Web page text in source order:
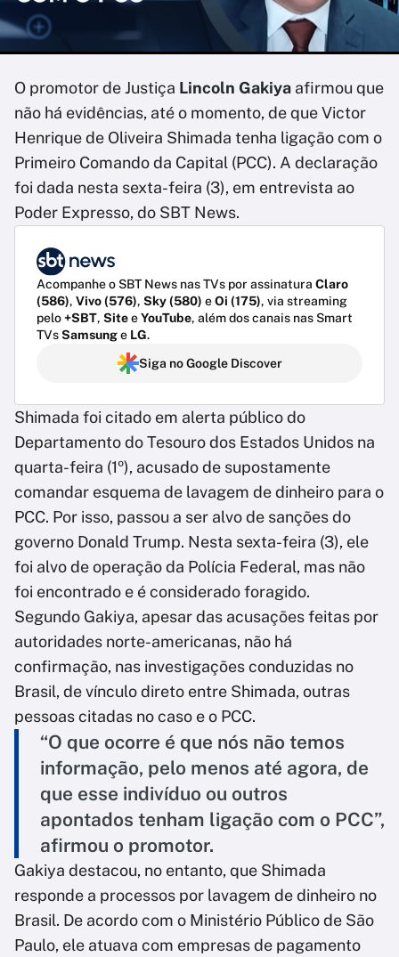
O promotor de Justiça Lincoln Gakiya afirmou que
não há evidências, até o momento, de que Victor
Henrique de Oliveira Shimada tenha ligação com o
Primeiro Comando da Capital (PCC). A declaração
foi dada nesta sexta-feira (3), em entrevista ao
Poder Expresso, do SBT News.
Acompanhe o SBT News nas TVs por assinatura Claro
(586), Vivo (576), Sky (580) eOi (175), via streaming
pelo+SBT, SiteeYouTube, além dos canais nas Smart
TVsSamsunge LG.
Siga no Google Discover
Shimada foi citado em alerta público do
Departamento do Tesouro dos Estados Unidos na
quarta-feira (1º), acusado de supostamente
comandar esquema de lavagem de dinheiro para o
PCC. Por isso, passou a ser alvo de sanções do
governo Donald Trump. Nesta sexta-feira (3), ele
foi alvo de operação da Polícia Federal, mas não
foi encontrado e é considerado foragido.
Segundo Gakiya, apesar das acusações feitas por
autoridades norte-americanas, não há
confirmação, nas investigações conduzidas no
Brasil, de vínculo direto entre Shimada, outras
pessoas citadas no caso e o PCC.
“O que ocorre é que nós não temos
informação, pelo menos até agora, de
que esse indivíduo ou outros
apontados tenham ligação com o PCC”,
afirmou o promotor.
Gakiya destacou, no entanto, que Shimada
responde a processos por lavagem de dinheiro no
Brasil. De acordo com o Ministério Público de São
Paulo, ele atuava com empresas de pagamento